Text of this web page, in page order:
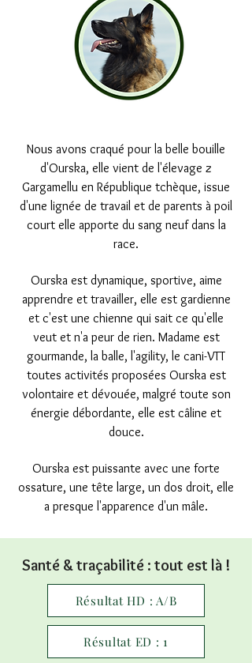
Nous avons craqué pour la belle bouille
d'Ourska, elle vient de l'élevage z
Gargamellu en République tchèque, issue
d'une lignée de travail et de parents à poil
court elle apporte du sang neuf dans la
race.
Ourska est dynamique, sportive, aime
apprendre et travailler, elle est gardienne
et c'est une chienne qui sait ce qu'elle
veut et n'a peur de rien. Madame est
gourmande, la balle, l'agility, le cani-VTT
toutes activités proposées Ourska est
volontaire et dévouée, malgré toute son
énergie débordante, elle est câline et
douce.
Ourska est puissante avec une forte
ossature, une tête large, un dos droit, elle
a presque l'apparence d'un mâle.
Santé & traçabilité : tout est là !
Résultat HD : A/B
Résultat ED : 1